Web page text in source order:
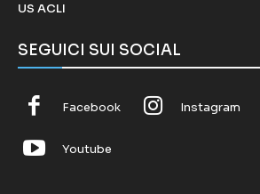
US ACLI
SEGUICI SUI SOCIAL
Facebook Instagram
Youtube